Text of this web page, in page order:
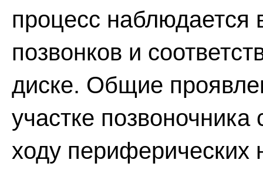
процесс наблюдается
позвонков и
диске. Общие
участке
ходу периферических